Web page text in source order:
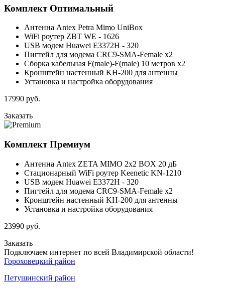
Комплект Оптимальный
Антенна Antex Petra Mimo UniBox
WiFi роутер ZBT WE - 1626
USB модем Huawei E3372H - 320
Пигтейл для модема CRC9-SMA-Female x2
Сборка кабельная F(male)-F(male) 10 метров x2
Кронштейн настенный KH-200 для антенны
Установка и настройка оборудования
17990 руб.
Заказать
КомплектПремиум
Антенна Antex ZETA MIMO 2x2 BOX 20 дБ
Стационарный WiFi роутер Keenetic KN-1210
USB модем Huawei E3372H - 320
Пигтейл для модема CRC9-SMA-Female x2
Кронштейн настенный KH-200 для антенны
Установка и настройка оборудования
23990 руб.
Заказать
Подключаем интернет по всей Владимирской области!
Гороховецкий район
Петушинский район